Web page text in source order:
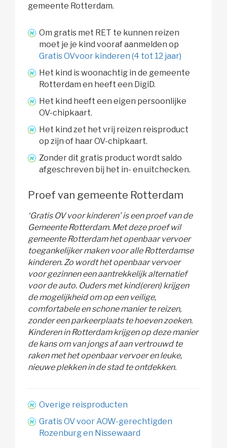
gemeente Rotterdam.
Om gratis met RET te kunnen reizen
moet je je kind vooraf aanmelden op
Gratis OVvoor kinderen (4 tot 12 jaar)
Het kind is woonachtig in de gemeente
Rotterdam en heeft een DigiD.
Het kind heeft een eigen persoonlijke
OV-chipkaart.
Het kind zet het vrij reizen reisproduct
op zijn of haar OV-chipkaart.
Zonder dit gratis product wordt saldo
afgeschreven bij het in- en uitchecken.
Proef van gemeente Rotterdam
‘Gratis OV voor kinderen’ is een proef van de
Gemeente Rotterdam. Met deze proef wil
gemeente Rotterdam het openbaar vervoer
toegankelijker maken voor alle Rotterdamse
kinderen. Zo wordt het openbaar vervoer
voor gezinnen een aantrekkelijk alternatief
voor de auto. Ouders met kind(eren) krijgen
de mogelijkheid om op een veilige,
comfortabele en schone manier te reizen,
zonder een parkeerplaats te hoeven zoeken.
Kinderen in Rotterdam krijgen op deze manier
de kans om van jongs af aan vertrouwd te
raken met het openbaar vervoer en leuke,
nieuwe plekken in de stad te ontdekken.
Overige reisproducten
Gratis OV voor AOW-gerechtigden
Rozenburg en Nissewaard